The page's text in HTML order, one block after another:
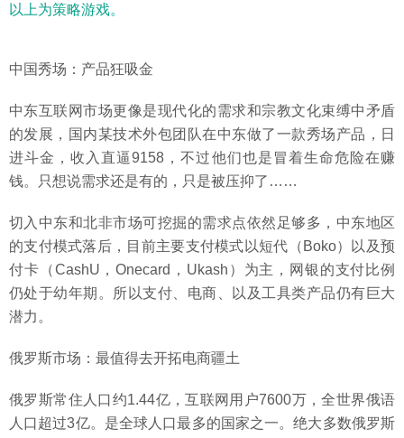
以上为策略游戏。
中国秀场：产品狂吸金
中东互联网市场更像是现代化的需求和宗教文化束缚中矛盾
的发展，国内某技术外包团队在中东做了一款秀场产品，日
进斗金，收入直逼9158，不过他们也是冒着生命危险在赚
钱。只想说需求还是有的，只是被压抑了……
切入中东和北非市场可挖掘的需求点依然足够多，中东地区
的支付模式落后，目前主要支付模式以短代（Boko）以及预
付卡（CashU，Onecard，Ukash）为主，网银的支付比例
仍处于幼年期。所以支付、电商、以及工具类产品仍有巨大
潜力。
俄罗斯市场：最值得去开拓电商疆土
俄罗斯常住人口约1.44亿，互联网用户7600万，全世界俄语
人口超过3亿。是全球人口最多的国家之一。绝大多数俄罗斯